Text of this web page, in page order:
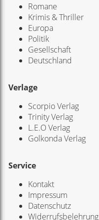
Romane
Krimis & Thriller
Europa
Politik
Gesellschaft
Deutschland
Verlage
Scorpio Verlag
Trinity Verlag
L.E.O Verlag
Golkonda Verlag
Service
Kontakt
Impressum
Datenschutz
Widerrufsbelehrung